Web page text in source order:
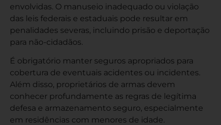
envolvidas. O manuseio inadequado ou violação
das leis federais e estaduais pode resultar em
penalidades severas, incluindo prisão e deportação
para não-cidadãos.
É obrigatório manter seguros apropriados para
cobertura de eventuais acidentes ou incidentes.
Além disso, proprietários de armas devem
conhecer profundamente as regras de legítima
defesa e armazenamento seguro, especialmente
em residências com menores de idade.